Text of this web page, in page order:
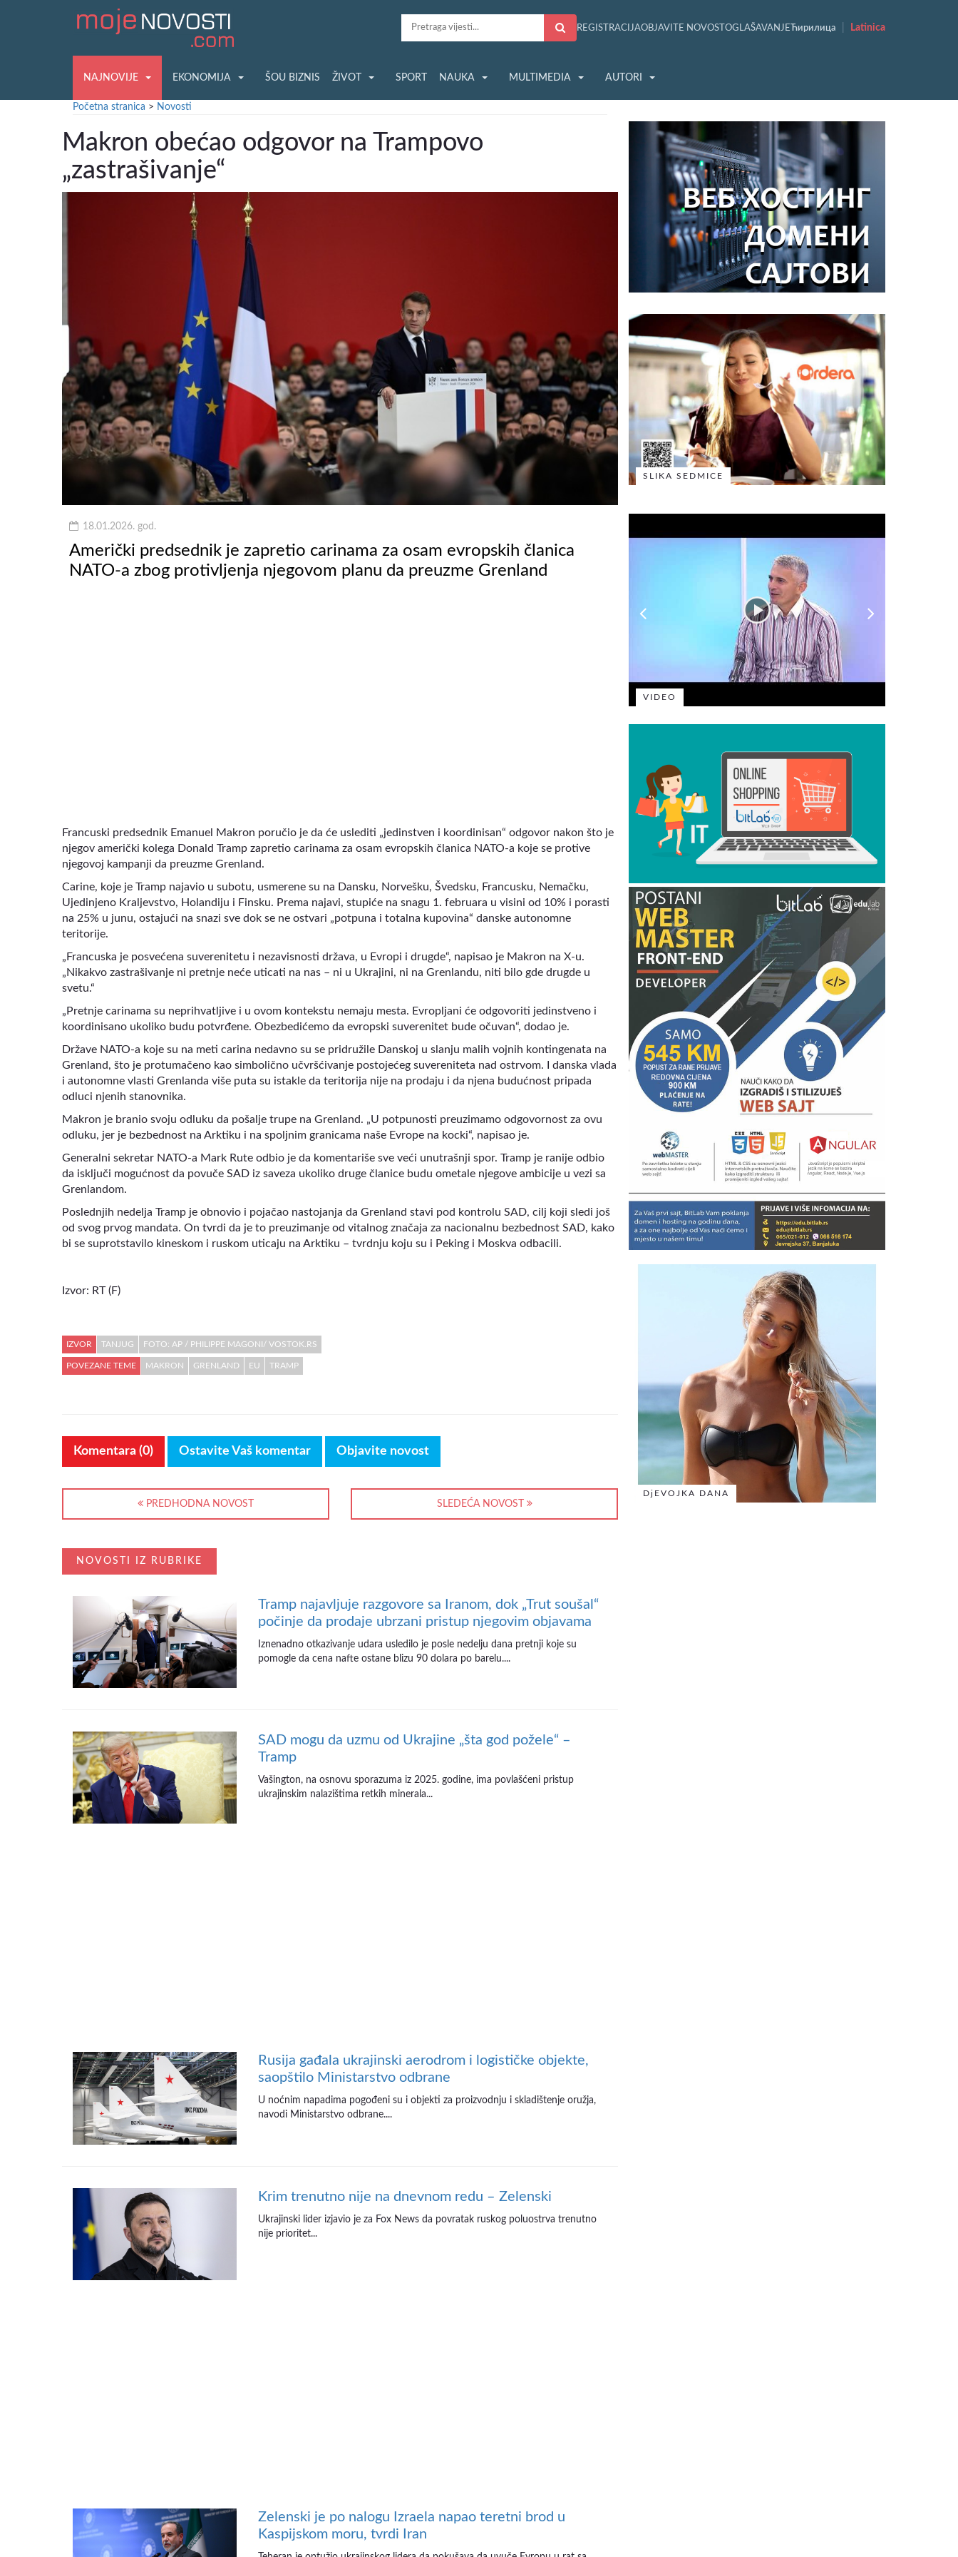
REGISTRACIJAOBJAVITE NOVOST OGLAŠAVANJE Ћирилица Latinica
NAJNOVIJE EKONOMIJA ŠOU BIZNIS ŽIVOT SPORT NAUKA MULTIMEDIA AUTORI
Početna stranica > Novosti
Makron obećao odgovor na Trampovo
„zastrašivanje“
18.01.2026. god.
Američki predsednik je zapretio carinama za osam evropskih članica
NATO-a zbog protivljenja njegovom planu da preuzme Grenland
Francuski predsednik Emanuel Makron poručio je da će uslediti „jedinstven i koordinisan“ odgovor nakon što je
njegov američki kolega Donald Tramp zapretio carinama za osam evropskih članica NATO-a koje se protive
njegovoj kampanji da preuzme Grenland.
Carine, koje je Tramp najavio u subotu, usmerene su na Dansku, Norvešku, Švedsku, Francusku, Nemačku,
Ujedinjeno Kraljevstvo, Holandiju i Finsku. Prema najavi, stupiće na snagu 1. februara u visini od 10% i porasti
na 25% u junu, ostajući na snazi sve dok se ne ostvari „potpuna i totalna kupovina“ danske autonomne
teritorije.
„Francuska je posvećena suverenitetu i nezavisnosti država, u Evropi i drugde“, napisao je Makron na X-u.
„Nikakvo zastrašivanje ni pretnje neće uticati na nas – ni u Ukrajini, ni na Grenlandu, niti bilo gde drugde u
svetu.“
„Pretnje carinama su neprihvatljive i u ovom kontekstu nemaju mesta. Evropljani će odgovoriti jedinstveno i
koordinisano ukoliko budu potvrđene. Obezbedićemo da evropski suverenitet bude očuvan“, dodao je.
Države NATO-a koje su na meti carina nedavno su se pridružile Danskoj u slanju malih vojnih kontingenata na
Grenland, što je protumačeno kao simbolično učvršćivanje postojećeg suvereniteta nad ostrvom. I danska vlada
i autonomne vlasti Grenlanda više puta su istakle da teritorija nije na prodaju i da njena budućnost pripada
odluci njenih stanovnika.
Makron je branio svoju odluku da pošalje trupe na Grenland. „U potpunosti preuzimamo odgovornost za ovu
odluku, jer je bezbednost na Arktiku i na spoljnim granicama naše Evrope na kocki“, napisao je.
Generalni sekretar NATO-a Mark Rute odbio je da komentariše sve veći unutrašnji spor. Tramp je ranije odbio
da isključi mogućnost da povuče SAD iz saveza ukoliko druge članice budu ometale njegove ambicije u vezi sa
Grenlandom.
Poslednjih nedelja Tramp je obnovio i pojačao nastojanja da Grenland stavi pod kontrolu SAD, cilj koji sledi još
od svog prvog mandata. On tvrdi da je to preuzimanje od vitalnog značaja za nacionalnu bezbednost SAD, kako
bi se suprotstavilo kineskom i ruskom uticaju na Arktiku – tvrdnju koju su i Peking i Moskva odbacili.
Izvor: RT (F)
IZVOR TANJUG FOTO: AP / PHILIPPE MAGONI/ VOSTOK.RS
POVEZANE TEME MAKRON GRENLAND EU TRAMP
Komentara (0) Ostavite Vaš komentar Objavite novost
PREDHODNA NOVOST SLEDEĆA NOVOST
NOVOSTI IZ RUBRIKE
Tramp najavljuje razgovore sa Iranom, dok „Trut soušal“
počinje da prodaje ubrzani pristup njegovim objavama
Iznenadno otkazivanje udara usledilo je posle nedelju dana pretnji koje su
pomogle da cena nafte ostane blizu 90 dolara po barelu....
SAD mogu da uzmu od Ukrajine „šta god požele“ –
Tramp
Vašington, na osnovu sporazuma iz 2025. godine, ima povlašćeni pristup
ukrajinskim nalazištima retkih minerala...
Rusija gađala ukrajinski aerodrom i logističke objekte,
saopštilo Ministarstvo odbrane
U noćnim napadima pogođeni su i objekti za proizvodnju i skladištenje oružja,
navodi Ministarstvo odbrane....
Krim trenutno nije na dnevnom redu – Zelenski
Ukrajinski lider izjavio je za Fox News da povratak ruskog poluostrva trenutno
nije prioritet...
Zelenski je po nalogu Izraela napao teretni brod u
Kaspijskom moru, tvrdi Iran
SLIKA SEDMICE
VIDEO
DjEVOJKA DANA